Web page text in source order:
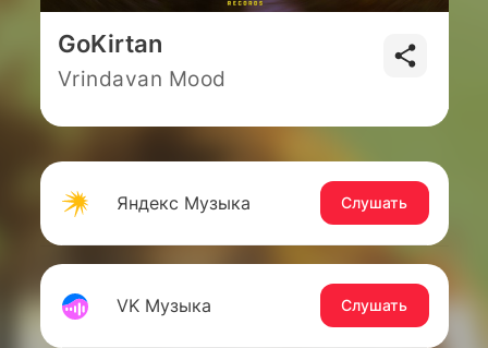
GoKirtan
Vrindavan Mood
Яндекс Музыка Слушать
VK Музыка Слушать